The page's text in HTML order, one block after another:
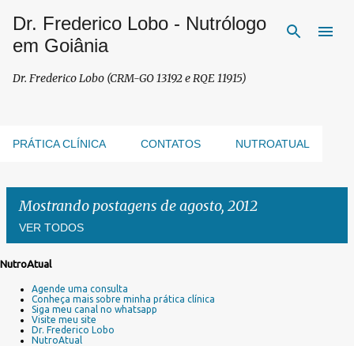
Pular para o conteúdo principal
Dr. Frederico Lobo - Nutrólogo
em Goiânia
Dr. Frederico Lobo (CRM-GO 13192 e RQE 11915)
PRÁTICA CLÍNICA CONTATOS NUTROATUAL
Mostrando postagens de agosto, 2012
VER TODOS
NutroAtual
Agende uma consulta
Conheça mais sobre minha prática clínica
Siga meu canal no whatsapp
Visite meu site
Dr. Frederico Lobo
NutroAtual